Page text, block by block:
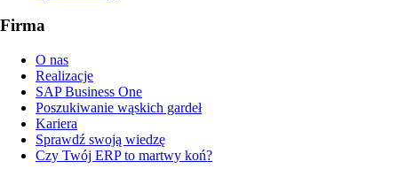
Firma
O nas
Realizacje
SAP Business One
Poszukiwanie wąskich gardeł
Kariera
Sprawdź swoją wiedzę
Czy Twój ERP to martwy koń?